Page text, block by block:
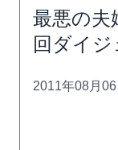
最悪の夫
回ダイ
2011年08月